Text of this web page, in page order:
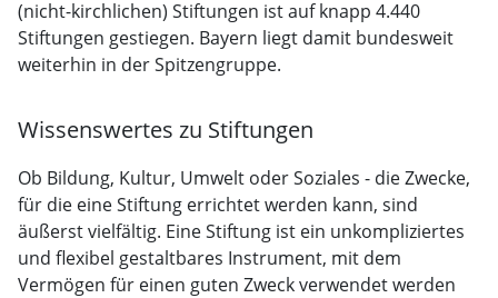
(nicht-kirchlichen) Stiftungen ist auf knapp 4.440
Stiftungen gestiegen. Bayern liegt damit bundesweit
weiterhin in der Spitzengruppe.
Wissenswertes zu Stiftungen
Ob Bildung, Kultur, Umwelt oder Soziales - die Zwecke,
für die eine Stiftung errichtet werden kann, sind
äußerst vielfältig. Eine Stiftung ist ein unkompliziertes
und flexibel gestaltbares Instrument, mit dem
Vermögen für einen guten Zweck verwendet werden